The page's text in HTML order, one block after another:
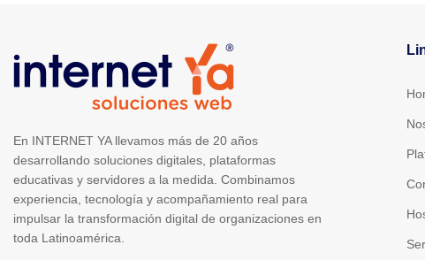
En INTERNET YA llevamos más de 20 años
desarrollando soluciones digitales, plataformas
educativas y servidores a la medida. Combinamos
experiencia, tecnología y acompañamiento real para
impulsar la transformación digital de organizaciones en
toda Latinoamérica.